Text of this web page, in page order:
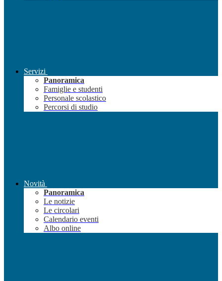
Servizi
Panoramica
Famiglie e studenti
Personale scolastico
Percorsi di studio
Novità
Panoramica
Le notizie
Le circolari
Calendario eventi
Albo online